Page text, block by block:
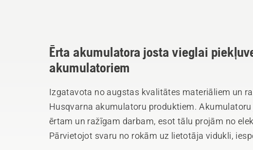
Ērta akumulatora josta vieglai
akumulatoriem
Izgatavota no augstas kvalitātes materiāliem un
Husqvarna akumulatoru produktiem. Akumulatoru josta FLEXI
ērtam un ražīgam darbam, esot tālu projām no
Pārvietojot svaru no rokām uz lietotāja vidukli,